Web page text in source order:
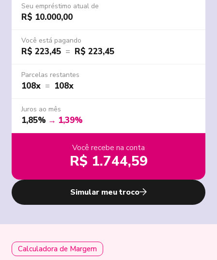
Seu empréstimo atual de
R$ 10.000,00
Você está pagando
R$ 223,45 = R$ 223,45
Parcelas restantes
108x = 108x
Juros ao mês
1,85% → 1,39%
Você recebe na conta
R$ 1.744,59
Simular meu troco
Calculadora de Margem